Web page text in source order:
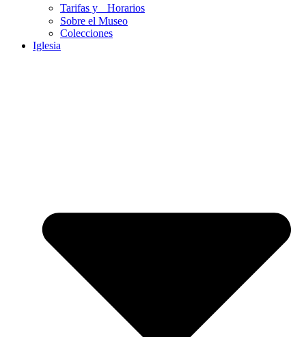
Tarifas y Horarios
Sobre el Museo
Colecciones
Iglesia